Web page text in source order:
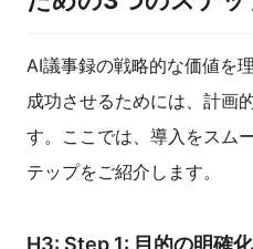
AI議事録の戦略的な価値を
成功させるためには、計画
す。ここでは、導入をスム
テップをご紹介します。
H3: Step 1: 目的の明確